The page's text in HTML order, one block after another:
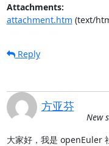
Attachments:
attachment.htm (text/
Reply
方亚芬
New
大家好，我是 openEuler